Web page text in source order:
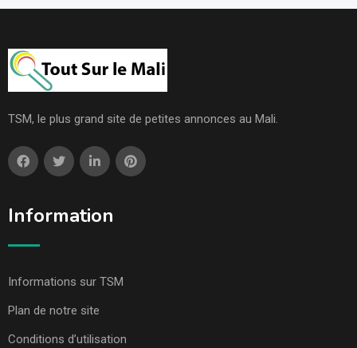
TSM, le plus grand site de petites annonces au Mali.
Information
Informations sur TSM
Plan de notre site
Conditions d’utilisation